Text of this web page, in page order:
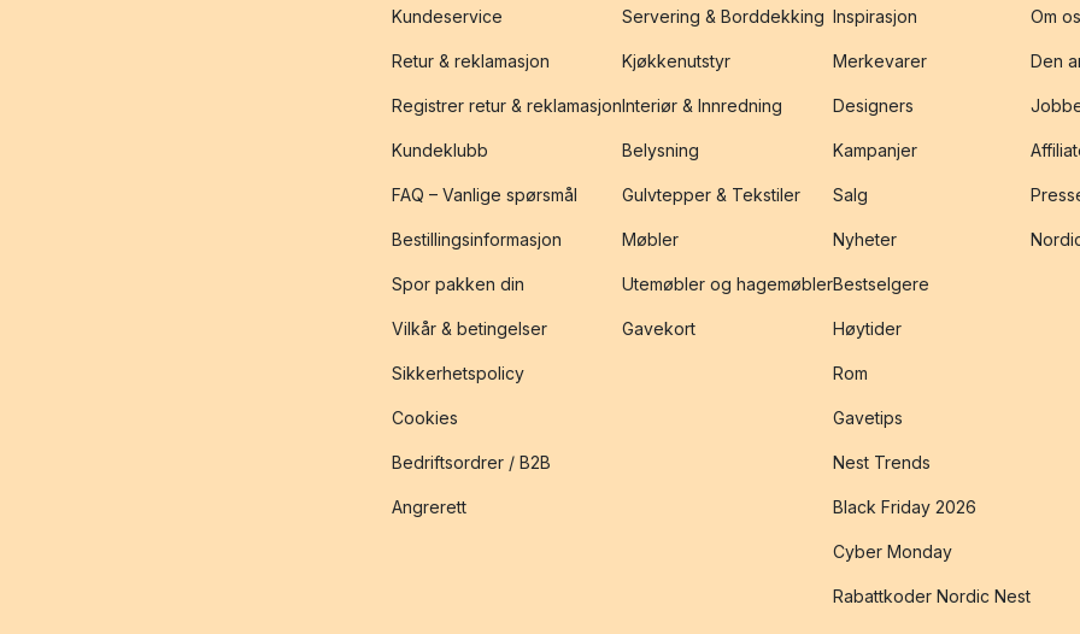
Kundeservice
Retur & reklamasjon
Registrer retur & reklamasjon
Kundeklubb
FAQ – Vanlige spørsmål
Bestillingsinformasjon
Spor pakken din
Vilkår & betingelser
Sikkerhetspolicy
Cookies
Bedriftsordrer / B2B
Angrerett
Servering & Borddekking
Kjøkkenutstyr
Interiør & Innredning
Belysning
Gulvtepper & Tekstiler
Møbler
Utemøbler og hagemøbler
Gavekort
Inspirasjon
Merkevarer
Designers
Kampanjer
Salg
Nyheter
Bestselgere
Høytider
Rom
Gavetips
Nest Trends
Black Friday 2026
Cyber Monday
Rabattkoder Nordic Nest
Om
Den